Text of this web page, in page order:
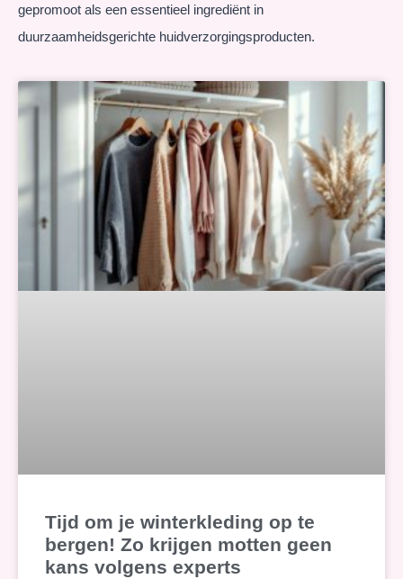
Tijd om je winterkleding op te
bergen! Zo krijgen motten geen
kans volgens experts
gepromoot als een essentieel ingrediënt in
duurzaamheidsgerichte huidverzorgingsproducten.